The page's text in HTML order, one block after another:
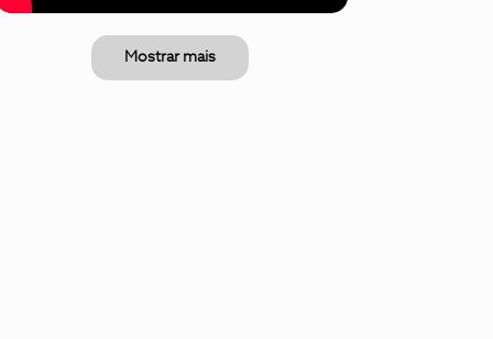
Mostrar mais